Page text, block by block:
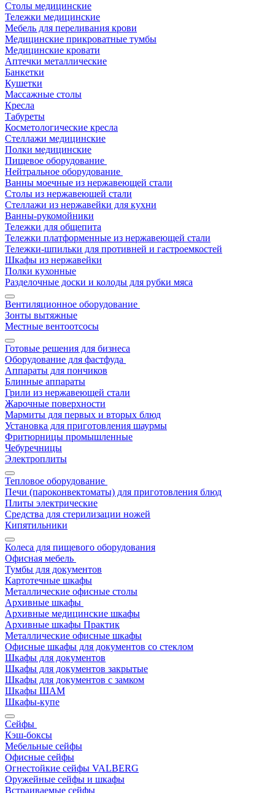
Столы медицинские
Тележки медицинские
Мебель для переливания крови
Медицинские прикроватные тумбы
Медицинские кровати
Аптечки металлические
Банкетки
Кушетки
Массажные столы
Кресла
Табуреты
Косметологические кресла
Стеллажи медицинские
Полки медицинские
Пищевое оборудование
Нейтральное оборудование
Ванны моечные из нержавеющей стали
Столы из нержавеющей стали
Стеллажи из нержавейки для кухни
Ванны-рукомойники
Тележки для общепита
Тележки платформенные из нержавеющей стали
Тележки-шпильки для противней и гастроемкостей
Шкафы из нержавейки
Полки кухонные
Разделочные доски и колоды для рубки мяса
Вентиляционное оборудование
Зонты вытяжные
Местные вентоотсосы
Готовые решения для бизнеса
Оборудование для фастфуда
Аппараты для пончиков
Блинные аппараты
Грили из нержавеющей стали
Жарочные поверхности
Мармиты для первых и вторых блюд
Установка для приготовления шаурмы
Фритюрницы промышленные
Чебуречницы
Электроплиты
Тепловое оборудование
Печи (пароконвектоматы) для приготовления блюд
Плиты электрические
Средства для стерилизации ножей
Кипятильники
Колеса для пищевого оборудования
Офисная мебель
Тумбы для документов
Картотечные шкафы
Металлические офисные столы
Архивные шкафы
Архивные медицинские шкафы
Архивные шкафы Практик
Металлические офисные шкафы
Офисные шкафы для документов со стеклом
Шкафы для документов
Шкафы для документов закрытые
Шкафы для документов с замком
Шкафы ШАМ
Шкафы-купе
Сейфы
Кэш-боксы
Мебельные сейфы
Офисные сейфы
Огнестойкие сейфы VALBERG
Оружейные сейфы и шкафы
Встраиваемые сейфы